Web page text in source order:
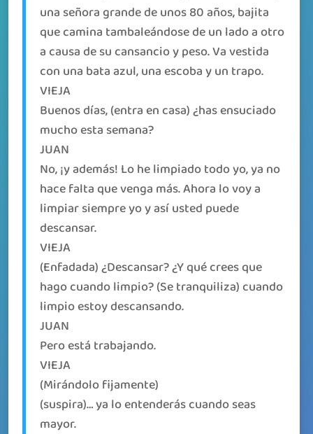
una señora grande de unos 80 años, bajita
que camina tambaleándose de un lado a otro
a causa de su cansancio y peso. Va vestida
con una bata azul, una escoba y un trapo.
VIEJA
Buenos días, (entra en casa) ¿has ensuciado
mucho esta semana?
JUAN
No, ¡y además! Lo he limpiado todo yo, ya no
hace falta que venga más. Ahora lo voy a
limpiar siempre yo y así usted puede
descansar.
VIEJA
(Enfadada) ¿Descansar? ¿Y qué crees que
hago cuando limpio? (Se tranquiliza) cuando
limpio estoy descansando.
JUAN
Pero está trabajando.
VIEJA
(Mirándolo fijamente)
(suspira)… ya lo entenderás cuando seas
mayor.